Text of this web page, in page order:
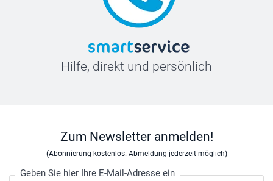
Hilfe, direkt und persönlich
Zum Newsletter anmelden!
(Abonnierung kostenlos. Abmeldung jederzeit möglich)
Geben Sie hier Ihre E-Mail-Adresse ein